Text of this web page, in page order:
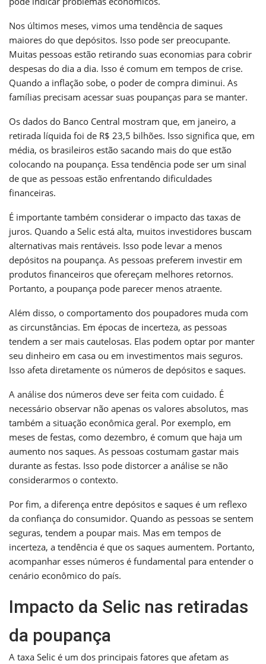
Nos últimos meses, vimos uma tendência de saques
maiores do que depósitos. Isso pode ser preocupante.
Muitas pessoas estão retirando suas economias para cobrir
despesas do dia a dia. Isso é comum em tempos de crise.
Quando a inflação sobe, o poder de compra diminui. As
famílias precisam acessar suas poupanças para se manter.
Os dados do Banco Central mostram que, em janeiro, a
retirada líquida foi de R$ 23,5 bilhões. Isso significa que, em
média, os brasileiros estão sacando mais do que estão
colocando na poupança. Essa tendência pode ser um sinal
de que as pessoas estão enfrentando dificuldades
financeiras.
É importante também considerar o impacto das taxas de
juros. Quando a Selic está alta, muitos investidores buscam
alternativas mais rentáveis. Isso pode levar a menos
depósitos na poupança. As pessoas preferem investir em
produtos financeiros que ofereçam melhores retornos.
Portanto, a poupança pode parecer menos atraente.
Além disso, o comportamento dos poupadores muda com
as circunstâncias. Em épocas de incerteza, as pessoas
tendem a ser mais cautelosas. Elas podem optar por manter
seu dinheiro em casa ou em investimentos mais seguros.
Isso afeta diretamente os números de depósitos e saques.
A análise dos números deve ser feita com cuidado. É
necessário observar não apenas os valores absolutos, mas
também a situação econômica geral. Por exemplo, em
meses de festas, como dezembro, é comum que haja um
aumento nos saques. As pessoas costumam gastar mais
durante as festas. Isso pode distorcer a análise se não
considerarmos o contexto.
Por fim, a diferença entre depósitos e saques é um reflexo
da confiança do consumidor. Quando as pessoas se sentem
seguras, tendem a poupar mais. Mas em tempos de
incerteza, a tendência é que os saques aumentem. Portanto,
acompanhar esses números é fundamental para entender o
cenário econômico do país.
Impacto da Selic nas retiradas
da poupança
A taxa Selic é um dos principais fatores que afetam as